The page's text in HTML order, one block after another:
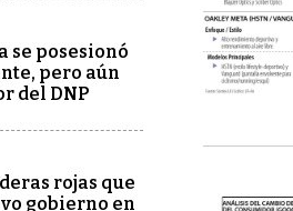
se posesionó
pero aún
del DNP
rojas que
gobierno en